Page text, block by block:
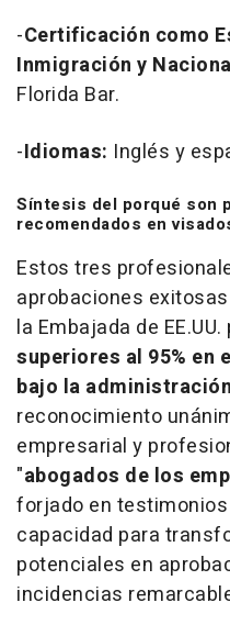
-Certificación como
Inmigración y
Florida Bar.
-Idiomas: Inglés y
Síntesis del porqué son
recomendados en
Estos tres
aprobaciones
la Embajada de
superiores al 95% en
bajo la
reconocimiento
empresarial y
"abogados de los
forjado en
capacidad para
potenciales en
incidencias